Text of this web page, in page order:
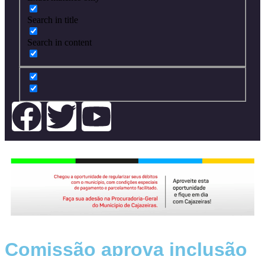
Search in title
Search in content
Comissão aprova inclusão